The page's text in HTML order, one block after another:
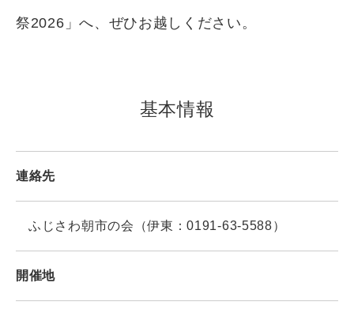
祭2026」へ、ぜひお越しください。
基本情報
連絡先
ふじさわ朝市の会（伊東：0191-63-5588）
開催地